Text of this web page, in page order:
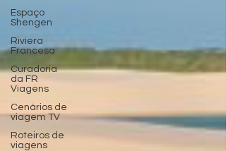
Espaço
Shengen
Riviera
Francesa
Curadoria
da FR
Viagens
Cenários de
viagem TV
Roteiros de
viagens